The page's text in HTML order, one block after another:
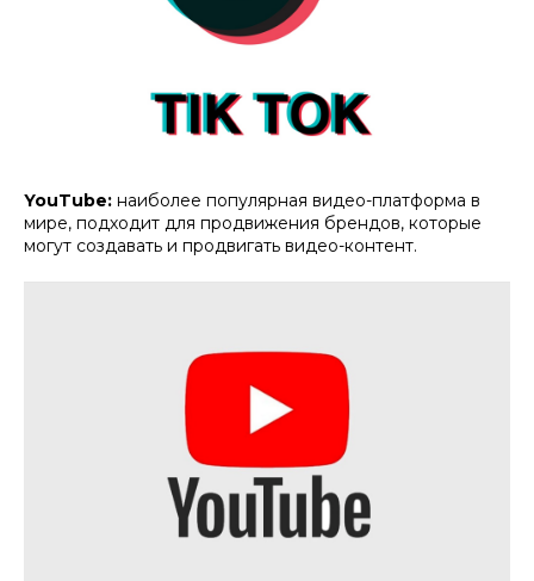
YouTube: наиболее популярная видео-платформа в
мире, подходит для продвижения брендов, которые
могут создавать и продвигать видео-контент.